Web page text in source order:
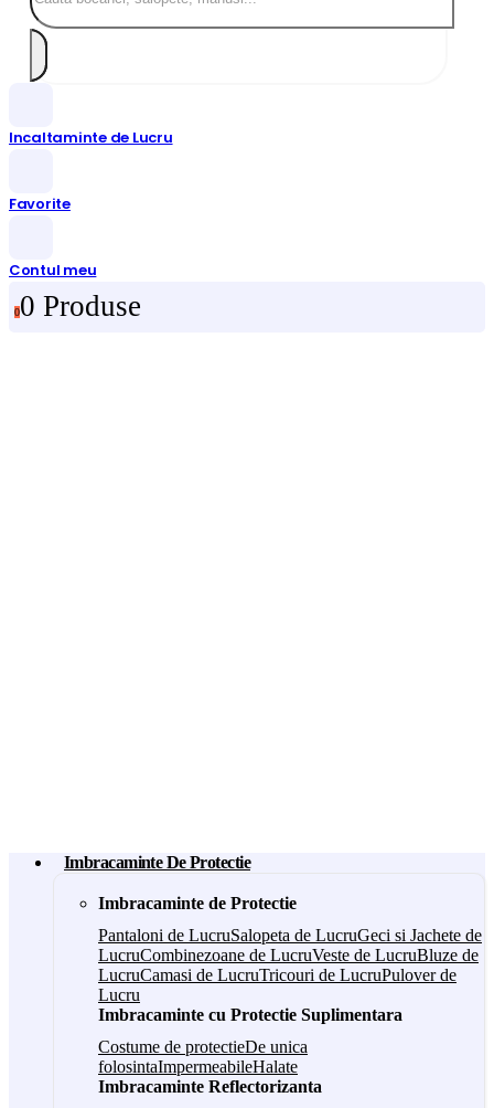
Incaltaminte de Lucru
Favorite
Contul meu
00 Produse
Imbracaminte De Protectie
Imbracaminte de Protectie
Pantaloni de LucruSalopeta de LucruGeci si Jachete de
LucruCombinezoane de LucruVeste de LucruBluze de
LucruCamasi de LucruTricouri de LucruPulover de
Lucru
Imbracaminte cu Protectie Suplimentara
Costume de protectieDe unica
folosintaImpermeabileHalate
Imbracaminte Reflectorizanta